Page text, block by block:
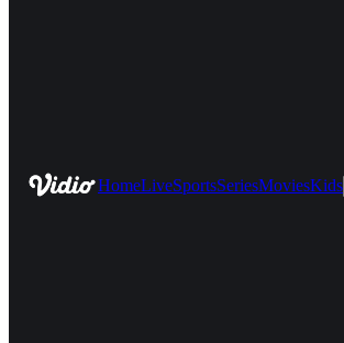
HomeLiveSportsSeriesMoviesKids